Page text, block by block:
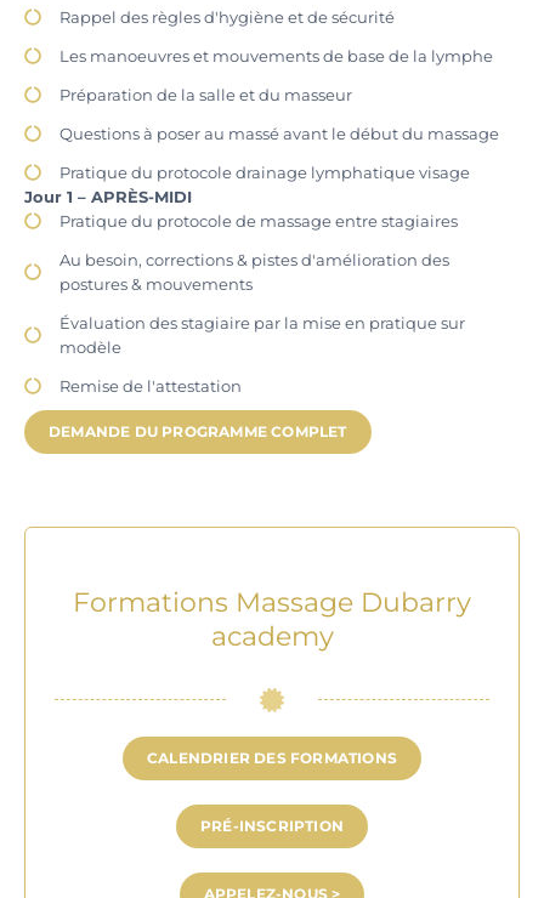
Rappel des règles d'hygiène et de sécurité
Les manoeuvres et mouvements de base de la lymphe
Préparation de la salle et du masseur
Questions à poser au massé avant le début du massage
Pratique du protocole drainage lymphatique visage
Jour 1 – APRÈS-MIDI
Pratique du protocole de massage entre stagiaires
Au besoin, corrections & pistes d'amélioration des
postures & mouvements
Évaluation des stagiaire par la mise en pratique sur
modèle
Remise de l'attestation
DEMANDE DU PROGRAMME COMPLET
Formations Massage Dubarry
academy
CALENDRIER DES FORMATIONS
PRÉ-INSCRIPTION
APPELEZ-NOUS >